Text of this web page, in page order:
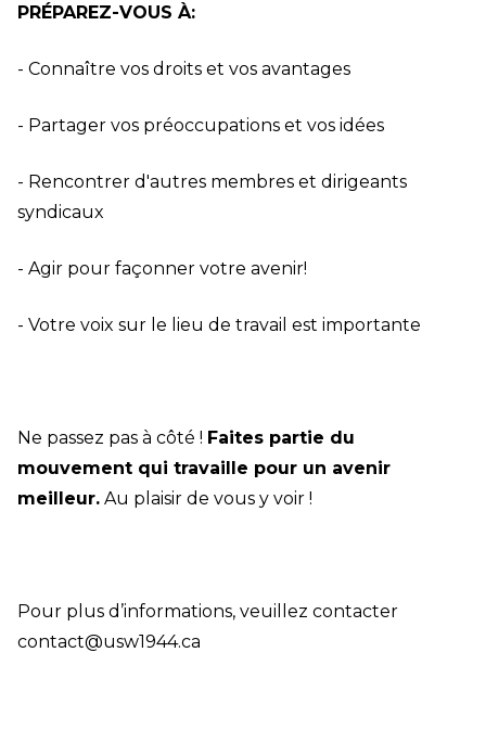
PRÉPAREZ-VOUS À:
- Connaître vos droits et vos avantages
- Partager vos préoccupations et vos idées
- Rencontrer d'autres membres et dirigeants
syndicaux
- Agir pour façonner votre avenir!
- Votre voix sur le lieu de travail est importante
Ne passez pas à côté ! Faites partie du
mouvement qui travaille pour un avenir
meilleur. Au plaisir de vous y voir !
Pour plus d’informations, veuillez contacter
contact@usw1944.ca